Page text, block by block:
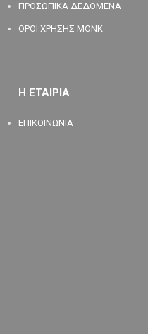
ΠΡΟΣΩΠΙΚΑ ΔΕΔΟΜΕΝΑ
ΟΡΟΙ ΧΡΗΣΗΣ MONK
Η ΕΤΑΙΡΙΑ
ΕΠΙΚΟΙΝΩΝΙΑ